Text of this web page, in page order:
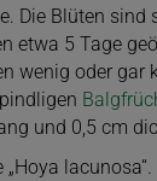
Die Blüten sind
etwa 5 Tage
wenig oder gar
und 0,5 cm
„Hoya